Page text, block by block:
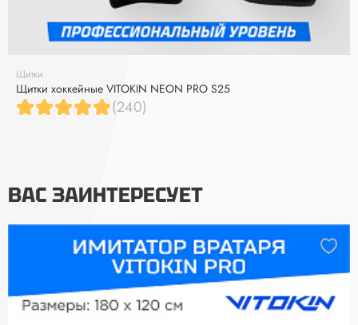
Щитки
Щитки хоккейные VITOKIN NEON PRO S25
(240)
ВАС ЗАИНТЕРЕСУЕТ